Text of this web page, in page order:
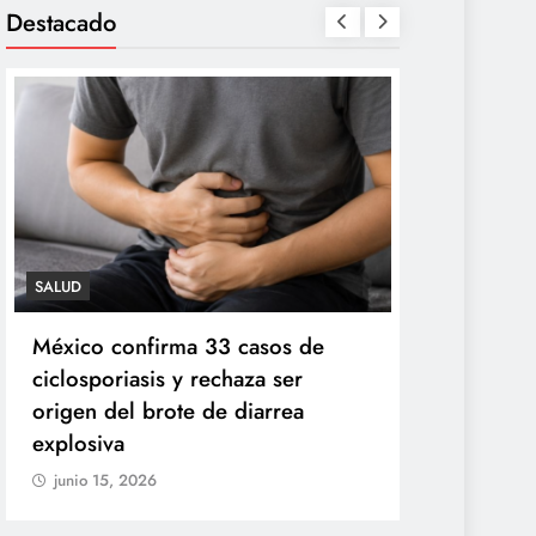
Destacado
SALUD
México confirma 33 casos de
ciclosporiasis y rechaza ser
origen del brote de diarrea
explosiva
junio 15, 2026